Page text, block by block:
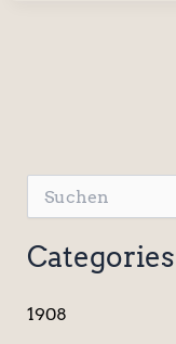
u
c
h
n
Categories
1908